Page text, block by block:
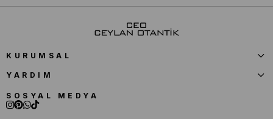
KURUMSAL
YARDIM
SOSYAL MEDYA